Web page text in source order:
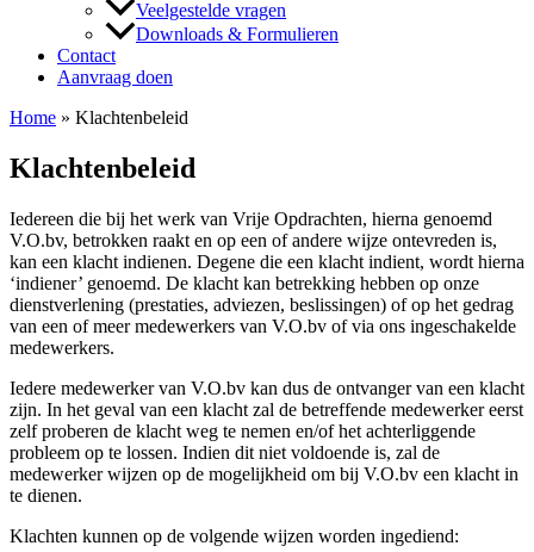
Veelgestelde vragen
Downloads & Formulieren
Contact
Aanvraag doen
Home » Klachtenbeleid
Klachtenbeleid
Iedereen die bij het werk van Vrije Opdrachten, hierna genoemd
V.O.bv, betrokken raakt en op een of andere wijze ontevreden is,
kan een klacht indienen. Degene die een klacht indient, wordt hierna
‘indiener’ genoemd. De klacht kan betrekking hebben op onze
dienstverlening (prestaties, adviezen, beslissingen) of op het gedrag
van een of meer medewerkers van V.O.bv of via ons ingeschakelde
medewerkers.
Iedere medewerker van V.O.bv kan dus de ontvanger van een klacht
zijn. In het geval van een klacht zal de betreffende medewerker eerst
zelf proberen de klacht weg te nemen en/of het achterliggende
probleem op te lossen. Indien dit niet voldoende is, zal de
medewerker wijzen op de mogelijkheid om bij V.O.bv een klacht in
te dienen.
Klachten kunnen op de volgende wijzen worden ingediend: